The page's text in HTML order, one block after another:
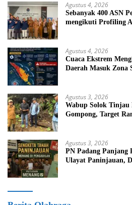
Agustus 4, 2026
Sebanyak 400 ASN
mengikuti Profiling
Agustus 4, 2026
Cuaca Ekstrem
Daerah Masuk Zona
Agustus 3, 2026
Wabup Solok Tinjau
Gompong, Target
Agustus 3, 2026
PN Padang Panjang
Ulayat Paninjauan,